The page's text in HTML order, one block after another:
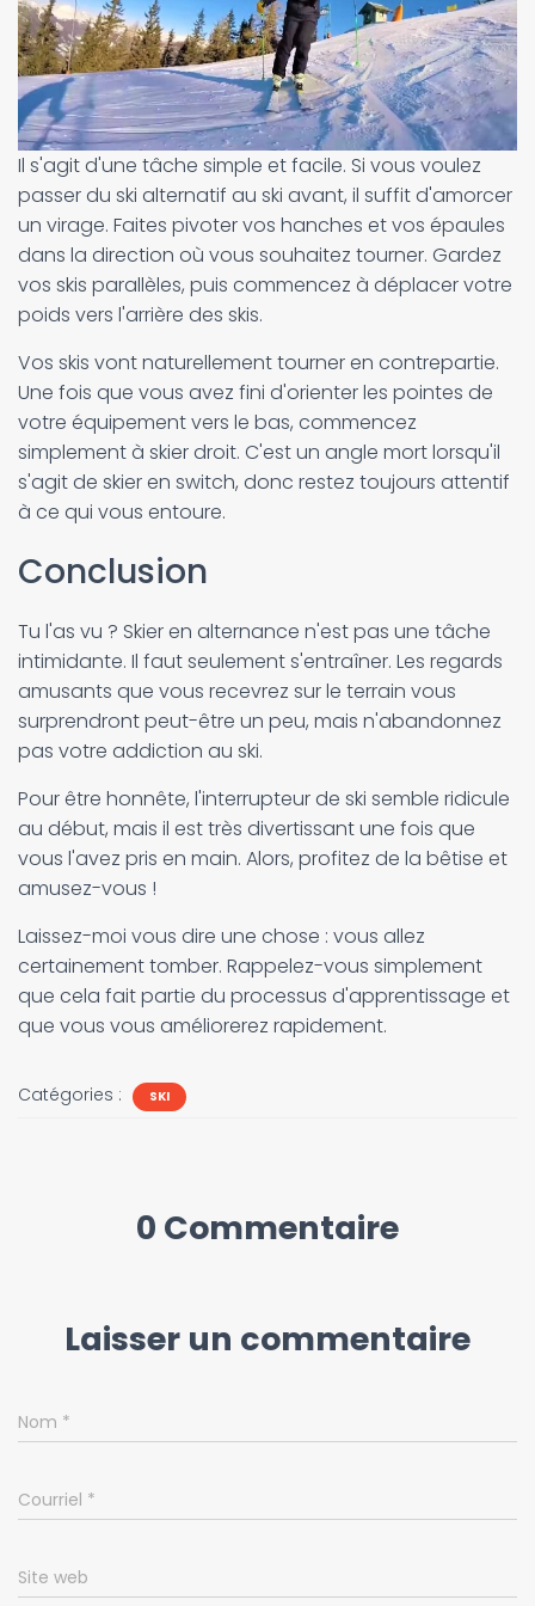
Il s'agit d'une tâche simple et facile. Si vous voulez
passer du ski alternatif au ski avant, il suffit d'amorcer
un virage. Faites pivoter vos hanches et vos épaules
dans la direction où vous souhaitez tourner. Gardez
vos skis parallèles, puis commencez à déplacer votre
poids vers l'arrière des skis.
Vos skis vont naturellement tourner en contrepartie.
Une fois que vous avez fini d'orienter les pointes de
votre équipement vers le bas, commencez
simplement à skier droit. C'est un angle mort lorsqu'il
s'agit de skier en switch, donc restez toujours attentif
à ce qui vous entoure.
Conclusion
Tu l'as vu ? Skier en alternance n'est pas une tâche
intimidante. Il faut seulement s'entraîner. Les regards
amusants que vous recevrez sur le terrain vous
surprendront peut-être un peu, mais n'abandonnez
pas votre addiction au ski.
Pour être honnête, l'interrupteur de ski semble ridicule
au début, mais il est très divertissant une fois que
vous l'avez pris en main. Alors, profitez de la bêtise et
amusez-vous !
Laissez-moi vous dire une chose : vous allez
certainement tomber. Rappelez-vous simplement
que cela fait partie du processus d'apprentissage et
que vous vous améliorerez rapidement.
Catégories : SKI
0 Commentaire
Laisser un commentaire
Nom *
Courriel *
Site web